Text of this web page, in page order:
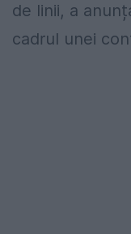
de linii, a
cadrul unei